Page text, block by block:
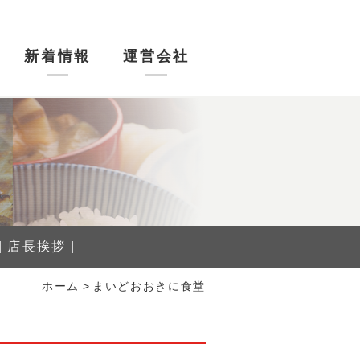
新着情報 運営会社
店長挨拶
ホーム > まいどおおきに食堂